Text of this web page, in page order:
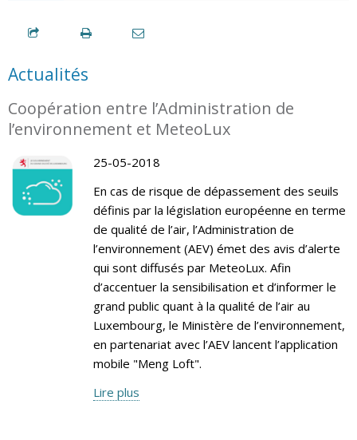
Actualités
Coopération entre l’Administration de
l’environnement et MeteoLux
25-05-2018
En cas de risque de dépassement des seuils
définis par la législation européenne en terme
de qualité de l’air, l’Administration de
l’environnement (AEV) émet des avis d’alerte
qui sont diffusés par MeteoLux. Afin
d’accentuer la sensibilisation et d’informer le
grand public quant à la qualité de l’air au
Luxembourg, le Ministère de l’environnement,
en partenariat avec l’AEV lancent l’application
mobile "Meng Loft".
Lire plus